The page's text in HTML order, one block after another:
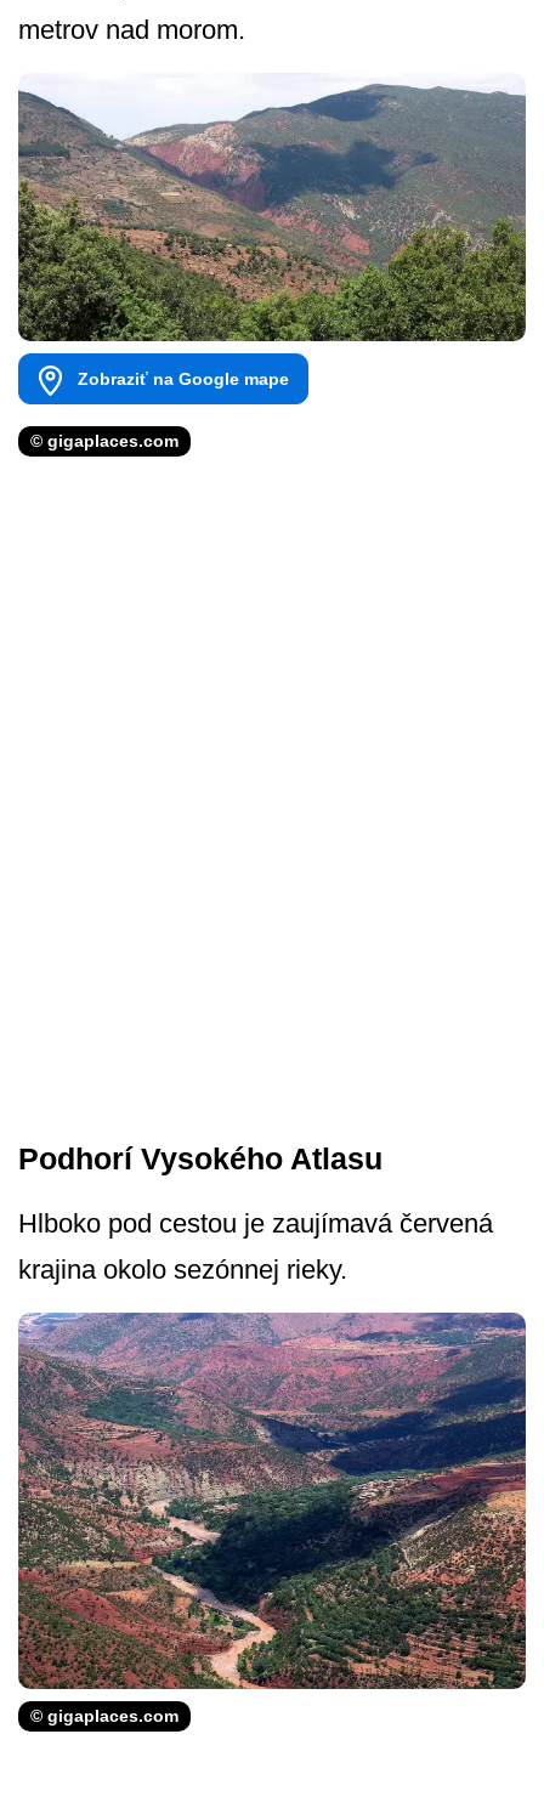
metrov nad morom.
Zobraziť na Google mape
© gigaplaces.com
Podhorí Vysokého Atlasu
Hlboko pod cestou je zaujímavá červená
krajina okolo sezónnej rieky.
© gigaplaces.com